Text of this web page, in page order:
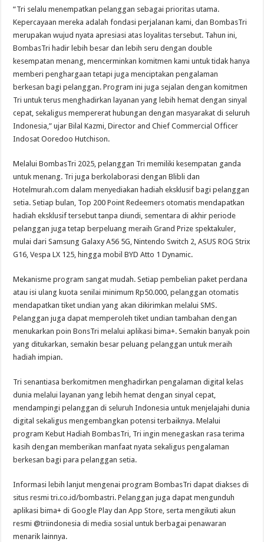
“Tri selalu menempatkan pelanggan sebagai prioritas utama.
Kepercayaan mereka adalah fondasi perjalanan kami, dan BombasTri
merupakan wujud nyata apresiasi atas loyalitas tersebut. Tahun ini,
BombasTri hadir lebih besar dan lebih seru dengan double
kesempatan menang, mencerminkan komitmen kami untuk tidak hanya
memberi penghargaan tetapi juga menciptakan pengalaman
berkesan bagi pelanggan. Program ini juga sejalan dengan komitmen
Tri untuk terus menghadirkan layanan yang lebih hemat dengan sinyal
cepat, sekaligus mempererat hubungan dengan masyarakat di seluruh
Indonesia,” ujar Bilal Kazmi, Director and Chief Commercial Officer
Indosat Ooredoo Hutchison.
Melalui BombasTri 2025, pelanggan Tri memiliki kesempatan ganda
untuk menang. Tri juga berkolaborasi dengan Blibli dan
Hotelmurah.com dalam menyediakan hadiah eksklusif bagi pelanggan
setia. Setiap bulan, Top 200 Point Redeemers otomatis mendapatkan
hadiah eksklusif tersebut tanpa diundi, sementara di akhir periode
pelanggan juga tetap berpeluang meraih Grand Prize spektakuler,
mulai dari Samsung Galaxy A56 5G, Nintendo Switch 2, ASUS ROG Strix
G16, Vespa LX 125, hingga mobil BYD Atto 1 Dynamic.
Mekanisme program sangat mudah. Setiap pembelian paket perdana
atau isi ulang kuota senilai minimum Rp50.000, pelanggan otomatis
mendapatkan tiket undian yang akan dikirimkan melalui SMS.
Pelanggan juga dapat memperoleh tiket undian tambahan dengan
menukarkan poin BonsTri melalui aplikasi bima+. Semakin banyak poin
yang ditukarkan, semakin besar peluang pelanggan untuk meraih
hadiah impian.
Tri senantiasa berkomitmen menghadirkan pengalaman digital kelas
dunia melalui layanan yang lebih hemat dengan sinyal cepat,
mendampingi pelanggan di seluruh Indonesia untuk menjelajahi dunia
digital sekaligus mengembangkan potensi terbaiknya. Melalui
program Kebut Hadiah BombasTri, Tri ingin menegaskan rasa terima
kasih dengan memberikan manfaat nyata sekaligus pengalaman
berkesan bagi para pelanggan setia.
Informasi lebih lanjut mengenai program BombasTri dapat diakses di
situs resmi tri.co.id/bombastri. Pelanggan juga dapat mengunduh
aplikasi bima+ di Google Play dan App Store, serta mengikuti akun
resmi @triindonesia di media sosial untuk berbagai penawaran
menarik lainnya.